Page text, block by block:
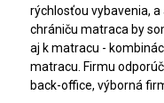
rýchlosťou vybavenia,
chrániču matraca by
aj k matracu -
matracu. Firmu
back-office, výborná